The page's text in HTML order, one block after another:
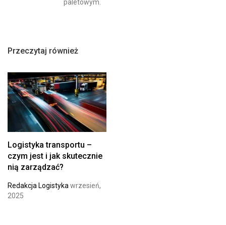
paletowym.
Przeczytaj również
Logistyka transportu –
czym jest i jak skutecznie
nią zarządzać?
Redakcja Logistyka wrzesień,
2025